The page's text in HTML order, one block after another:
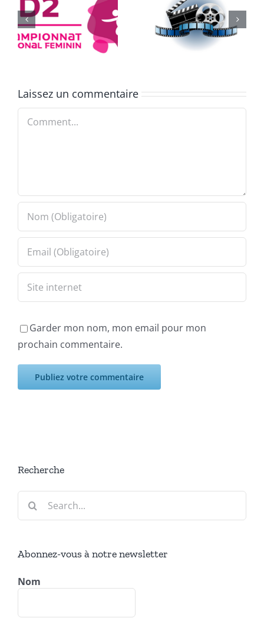
334 jours
Équipe de
France
Laissez un commentaire
Comment
Garder mon nom, mon email pour mon
prochain commentaire.
Recherche
Search
Abonnez-vous à notre newsletter
Nom